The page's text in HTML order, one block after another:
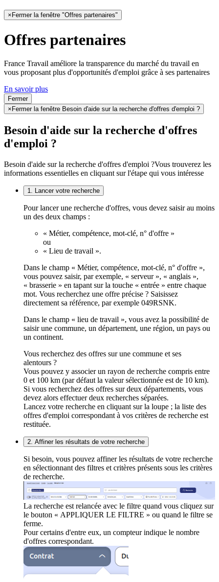
× Fermer la fenêtre "Offres partenaires"
Offres partenaires
France Travail améliore la transparence du marché du travail en
vous proposant plus d'opportunités d'emploi grâce à ses partenaires
En savoir plus
Fermer
× Fermer la fenêtre Besoin d'aide sur la recherche d'offres d'emploi ?
Besoin d'aide sur la recherche d'offres
d'emploi ?
Besoin d'aide sur la recherche d'offres d'emploi ?Vous trouverez les
informations essentielles en cliquant sur l'étape qui vous intéresse
1. Lancer votre recherche
Pour lancer une recherche d'offres, vous devez saisir au moins
un des deux champs :
« Métier, compétence, mot-clé, n° d'offre »
ou
« Lieu de travail ».
Dans le champ « Métier, compétence, mot-clé, n° d'offre »,
vous pouvez saisir, par exemple, « serveur », « anglais »,
« brasserie » en tapant sur la touche « entrée » entre chaque
mot. Vous recherchez une offre précise ? Saisissez
directement sa référence, par exemple 049RSNK.
Dans le champ « lieu de travail », vous avez la possibilité de
saisir une commune, un département, une région, un pays ou
un continent.
Vous recherchez des offres sur une commune et ses
alentours ?
Vous pouvez y associer un rayon de recherche compris entre
0 et 100 km (par défaut la valeur sélectionnée est de 10 km).
Si vous recherchez des offres sur deux départements, vous
devez alors effectuer deux recherches séparées.
Lancez votre recherche en cliquant sur la loupe ; la liste des
offres d'emploi correspondant à vos critères de recherche est
restituée.
2. Affiner les résultats de votre recherche
Si besoin, vous pouvez affiner les résultats de votre recherche
en sélectionnant des filtres et critères présents sous les critères
de recherche.
La recherche est relancée avec le filtre quand vous cliquez sur
le bouton « APPLIQUER LE FILTRE » ou quand le filtre se
ferme.
Pour certains d'entre eux, un compteur indique le nombre
d'offres correspondant.